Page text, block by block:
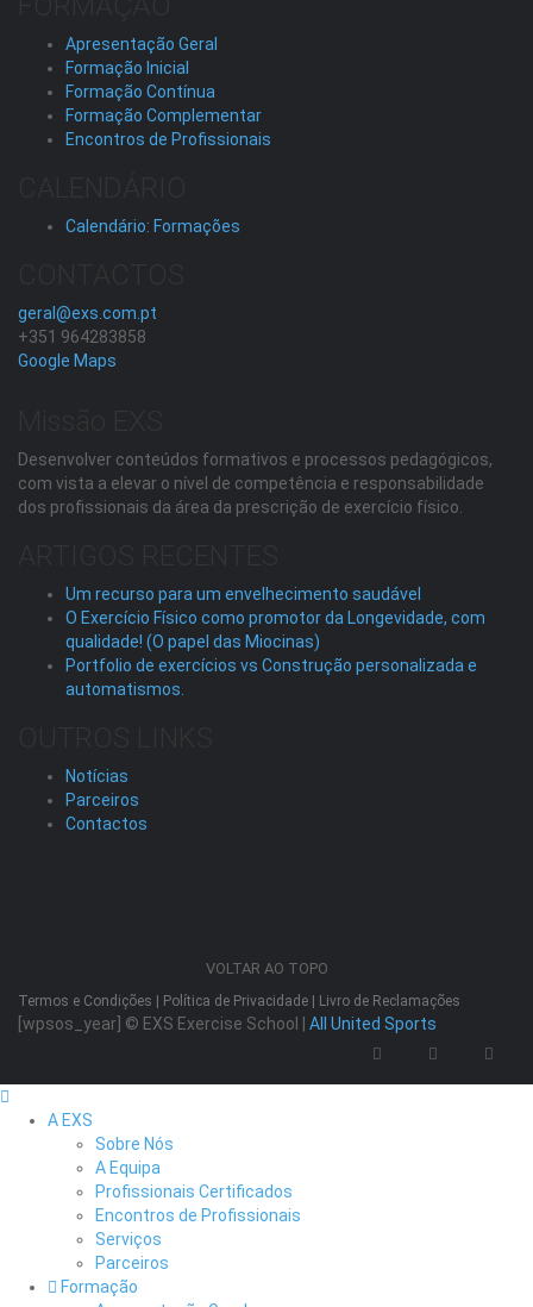
Apresentação Geral
Formação Inicial
Formação Contínua
Formação Complementar
Encontros de Profissionais
Calendário: Formações
geral@exs.com.pt
+351 964283858
Google Maps
Desenvolver conteúdos formativos e processos pedagógicos,
com vista a elevar o nível de competência e responsabilidade
dos profissionais da área da prescrição de exercício físico.
Um recurso para um envelhecimento saudável
O Exercício Físico como promotor da Longevidade, com
qualidade! (O papel das Miocinas)
Portfolio de exercícios vs Construção personalizada e
automatismos.
Notícias
Parceiros
Contactos
VOLTAR AO TOPO
Termos e Condições Política de Privacidade Livro de Reclamações
[wpsos_year] © EXS Exercise School | All United Sports
A EXS
Sobre Nós
A Equipa
Profissionais Certificados
Encontros de Profissionais
Serviços
Parceiros
Formação